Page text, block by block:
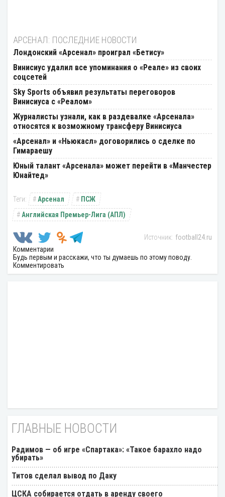
АРСЕНАЛ: ПОСЛЕДНИЕ НОВОСТИ
Лондонский «Арсенал» проиграл «Бетису»
Винисиус удалил все упоминания о «Реале» из своих
соцсетей
Sky Sports объявил результаты переговоров
Винисиуса с «Реалом»
Журналисты узнали, как в раздевалке «Арсенала»
относятся к возможному трансферу Винисиуса
«Арсенал» и «Ньюкасл» договорились о сделке по
Гимараешу
Юный талант «Арсенала» может перейти в «Манчестер
Юнайтед»
Арсенал
ПСЖ
Английская Премьер-Лига (АПЛ)
football24.ru
Комментарии
Будь первым и расскажи, что ты думаешь по этому поводу.
Комментировать
ГЛАВНЫЕ НОВОСТИ
Радимов — об игре «Спартака»: «Такое барахло надо
убирать»
Титов сделал вывод по Даку
ЦСКА собирается отдать в аренду своего